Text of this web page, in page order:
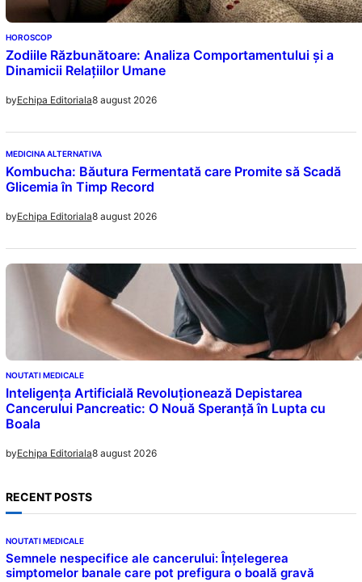
HOROSCOP
Zodiile Răzbunătoare: Analiza Comportamentului și a
Dinamicii Relațiilor Umane
byEchipa Editoriala8 august 2026
MEDICINA ALTERNATIVA
Kombucha: Băutura Fermentată care Promite să Scadă
Glicemia în Timp Record
byEchipa Editoriala8 august 2026
NOUTATI MEDICALE
Inteligența Artificială Revoluționează Depistarea
Cancerului Pancreatic: O Nouă Speranță în Lupta cu
Boala
byEchipa Editoriala8 august 2026
RECENT POSTS
NOUTATI MEDICALE
Semnele nespecifice ale cancerului: Înțelegerea
simptomelor banale care pot prefigura o boală gravă